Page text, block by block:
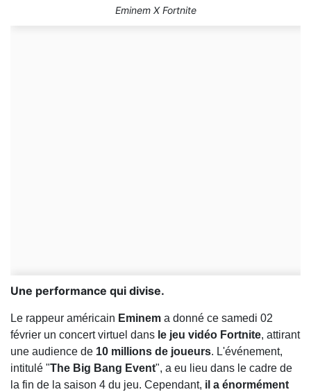
Eminem X Fortnite
Une performance qui divise.
Le rappeur américain Eminem a donné ce samedi 02
février un concert virtuel dans le jeu vidéo Fortnite, attirant
une audience de 10 millions de joueurs. L'événement,
intitulé "The Big Bang Event", a eu lieu dans le cadre de
la fin de la saison 4 du jeu. Cependant, il a énormément